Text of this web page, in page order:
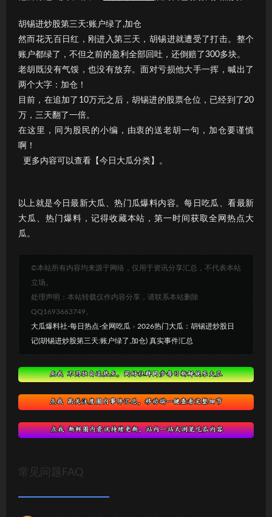
胡锡进炒股第三天:账户绿了,加仓
然而花无百日红，刚进入第三天，胡锡进就遭受了打击。整个
账户都绿了，不但之前的盈利全部回吐，还倒赔了300多块。
老胡既没有气馁，也没有放弃。面对亏损他大手一挥，喊出了
两个大字：加仓！
目前，在追加了10万元之后，胡锡进的股票仓位，已经到了20
万，三天翻了一倍。
在这里，同为股民的小编，由衷的送老胡一句，加仓要谨慎
啊！
更多内容可以查看【今日大瓜分类】。
以上就是今日最新大瓜、热门瓜爆料内容。每日吃瓜、看最新
大瓜、热门爆料，记得收藏本站，第一时间获取全网热点大
瓜。
©本站所有内容均来源于网络，仅用于资讯分享汇总，不代表本站
立场。
处理声明：本站转载仅作内容分享，请联系本站删除
QQ1693663749。
大瓜爆料社-每日热点-全网吃瓜 » 2026热门大瓜：胡锡进炒股日
记(胡锡进炒股第三天:账户绿了,加仓) 真实事件汇总
常见问题FAQ